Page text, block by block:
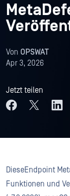
Von OPSWAT
Apr 3, 2026
Jetzt teilen
DieseEndpoint
Funktionen und